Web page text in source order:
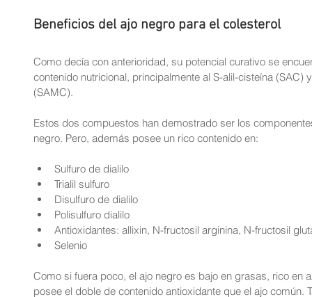
Beneficios del ajo negro para el colesterol
Como decía con anterioridad, su potencial curativo se
contenido nutricional, principalmente al S-alil-cisteína
(SAMC).
Estos dos compuestos han demostrado ser los
negro. Pero, además posee un rico contenido en:
Sulfuro de dialilo
Trialil sulfuro
Disulfuro de dialilo
Polisulfuro dialilo
Antioxidantes: allixin, N-fructosil arginina, N-fructosil
Selenio
Como si fuera poco, el ajo negro es bajo en grasas, rico en
posee el doble de contenido antioxidante que el ajo común.